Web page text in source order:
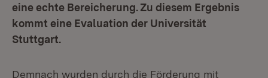
eine echte Bereicherung. Zu diesem Ergebnis
kommt eine Evaluation der Universität
Stuttgart.
Demnach wurden durch die Förderung mit